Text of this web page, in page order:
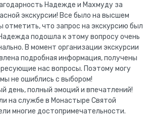
Надежде и Махмуду за
экскурсии! Все было на высшем
отметить, что запрос на экскурсию был
подошла к этому вопросу очень
В момент организации экскурсии
подробная информация, получены
нас вопросы. Поэтому могу
не ошиблись с выбором!
день, полный эмоций и впечатлений!
на службе в Монастыре Святой
многие достопримечательности.